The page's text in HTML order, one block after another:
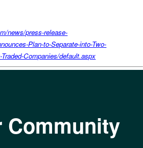
news/press-release-
Plan-to-Separate-into-Two-
Companies/default.aspx
Community